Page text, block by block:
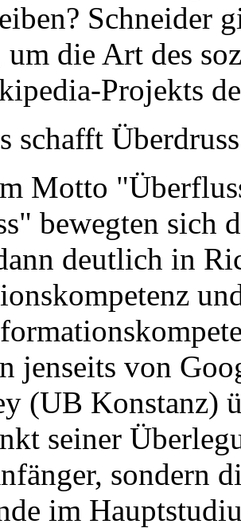
Schneider
die Art des
Projekts
schafft Überdruss
Motto
bewegten sich
deutlich in
jenseits von
(UB Konstanz)
seiner
sondern
im